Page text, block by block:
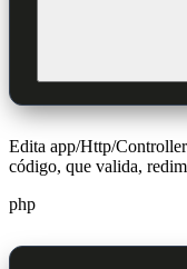
Edita app/Http/
código, que valida,
php